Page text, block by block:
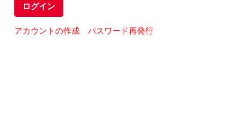
ログイン
アカウントの作成 パスワード再発行